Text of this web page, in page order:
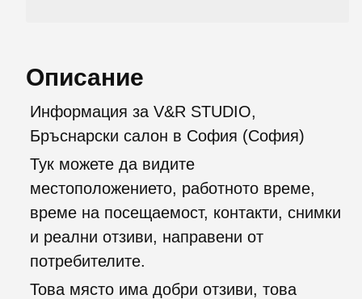
Описание
Информация за V&R STUDIO,
Бръснарски салон в София (София)
Тук можете да видите
местоположението, работното време,
време на посещаемост, контакти, снимки
и реални отзиви, направени от
потребителите.
Това място има добри отзиви, това